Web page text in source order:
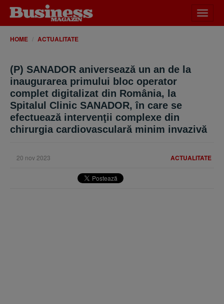
meniu
HOME ACTUALITATE
(P) SANADOR aniversează un an de la
inaugurarea primului bloc operator
complet digitalizat din România, la
Spitalul Clinic SANADOR, în care se
efectuează intervenţii complexe din
chirurgia cardiovasculară minim invazivă
ACTUALITATE
20 nov 2023